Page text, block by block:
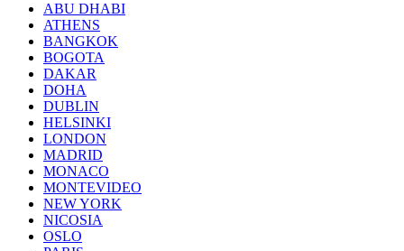
ABU DHABI
ATHENS
BANGKOK
BOGOTA
DAKAR
DOHA
DUBLIN
HELSINKI
LONDON
MADRID
MONACO
MONTEVIDEO
NEW YORK
NICOSIA
OSLO